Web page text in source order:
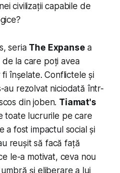
civilizații capabile de
seria The Expanse a
la care poți avea
înșelate. Conflictele și
au rezolvat niciodată într-
din joben. Tiamat's
toate lucrurile pe care
a fost impactul social și
reușit să facă față
le-a motivat, ceva nou
și eliberare a lui